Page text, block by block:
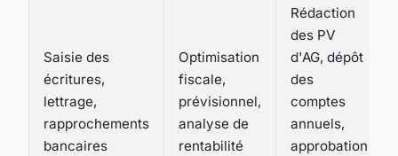
Saisie des
écritures,
lettrage,
rapprochements
bancaires
Optimisation
fiscale,
prévisionnel,
analyse de
rentabilité
Rédaction
des PV
d'AG, dépôt
des
comptes
annuels,
approbation